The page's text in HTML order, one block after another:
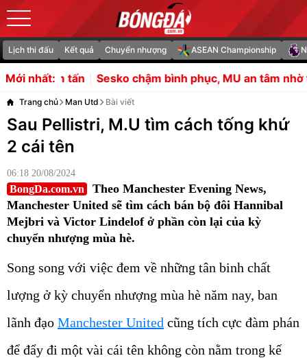
Lịch thi đấu Kết quả Chuyển nhượng ASEAN Championship
Mới nhất:
chậm bình phục, MU an tâm nhờ tiền sử ít chấn thương
Trang chủ Man Utd Bài viết
Sau Pellistri, M.U tìm cách tống khứ
2 cái tên
06:18 20/08/2024
BongDa.com.vn
Theo Manchester Evening News,
Manchester United sẽ tìm cách bán bộ đôi Hannibal
Mejbri và Victor Lindelof ở phần còn lại của kỳ
chuyển nhượng mùa hè.
Song song với việc đem về những tân binh chất
lượng ở kỳ chuyển nhượng mùa hè năm nay, ban
lãnh đạo Manchester United cũng tích cực đàm phán
để đẩy đi một vài cái tên không còn nằm trong kế